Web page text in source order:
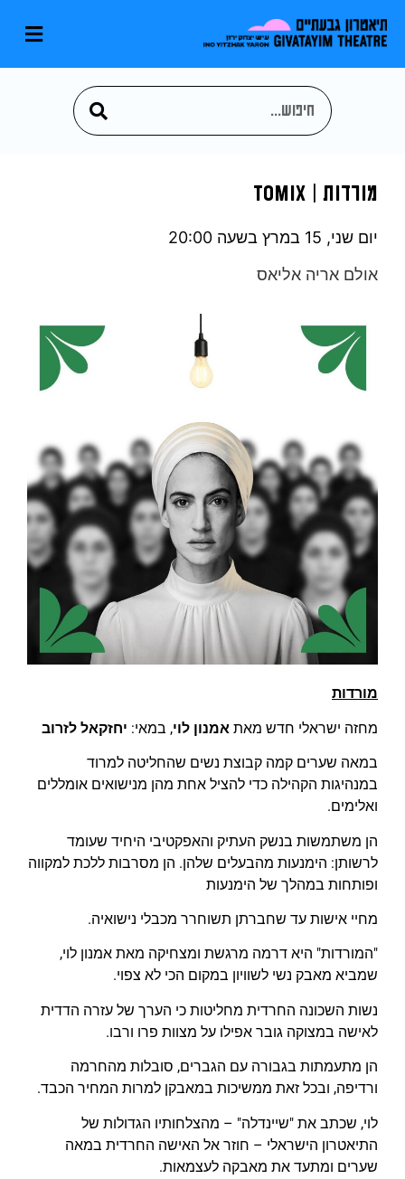
מורדות | toMix
יום שני, 15 במרץ
בשעה 20:00
אולם אריה אליאס
מורדות
מחזה ישראלי חדש מאת אמנון לוי, במאי: יחזקאל לזרוב
במאה שערים קמה קבוצת נשים שהחליטה למרוד
במנהיגות הקהילה כדי להציל אחת מהן מנישואים אומללים
ואלימים.
הן משתמשות בנשק העתיק והאפקטיבי היחיד שעומד
לרשותן: הימנעות מהבעלים שלהן. הן מסרבות ללכת למקווה
ופותחות במהלך של הימנעות
מחיי אישות עד שחברתן תשוחרר מכבלי נישואיה.
"המורדות" היא דרמה מרגשת ומצחיקה מאת אמנון לוי,
שמביא מאבק נשי לשוויון במקום הכי לא צפוי.
נשות השכונה החרדית מחליטות כי הערך של עזרה הדדית
לאישה במצוקה גובר אפילו על מצוות פרו ורבו.
הן מתעמתות בגבורה עם הגברים, סובלות מהחרמה
ורדיפה, ובכל זאת ממשיכות במאבקן למרות המחיר הכבד.
לוי, שכתב את "שיינדלה" – מהצלחותיו הגדולות של
התיאטרון הישראלי – חוזר אל האישה החרדית במאה
שערים ומתעד את מאבקה לעצמאות.